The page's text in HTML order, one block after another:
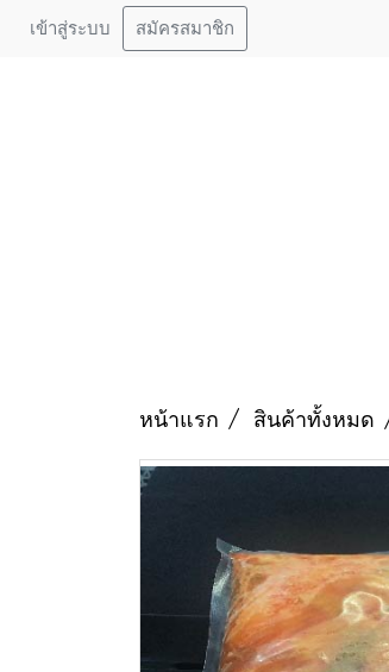
เข้าสู่ระบบ สมัครสมาชิก
หน้าแรก สินค้าทั้งหมด